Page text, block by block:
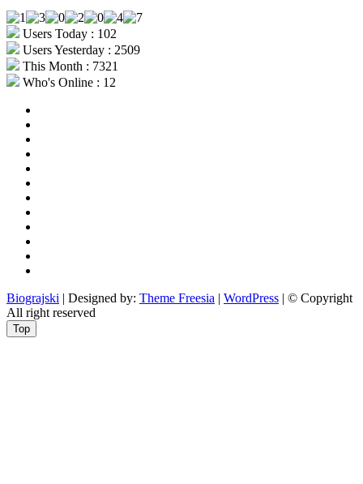
Users Today : 102
Users Yesterday : 2509
This Month : 7321
Who's Online : 12
Biograjski | Designed by: Theme Freesia | WordPress | © Copyright
All right reserved
Top